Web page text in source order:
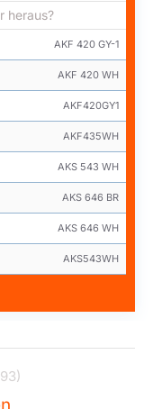
heraus?
AKF 420 GY-1
AKF 420 WH
AKF420GY1
AKF435WH
AKS 543 WH
AKS 646 BR
AKS 646 WH
AKS543WH